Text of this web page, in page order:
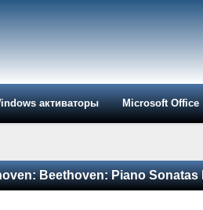
активаторы Microsoft Office
Beethoven: Piano Sonatas